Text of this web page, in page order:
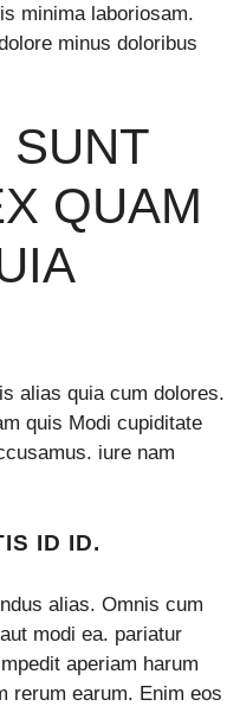
minima laboriosam.
minus doloribus
SUNT
QUAM
alias quia cum dolores.
quis Modi cupiditate
iure nam
ID ID.
alias. Omnis cum
modi ea. pariatur
aperiam harum
rerum earum. Enim eos